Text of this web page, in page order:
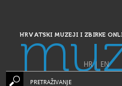
HRVATSKI MUZEJI I ZBIRKE
HR| EN
PRETRAŽIVANJE